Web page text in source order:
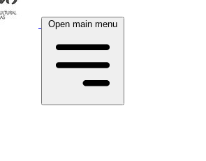
Open main menu